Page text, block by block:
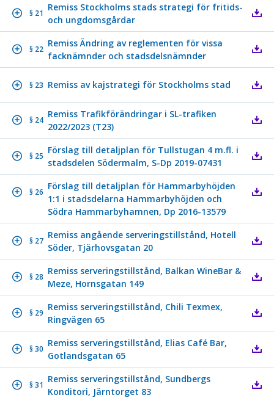
§ 21
Remiss Stockholms stads strategi för fritids-
och ungdomsgårdar
§ 22
Remiss Ändring av reglementen för vissa
facknämnder och stadsdelsnämnder
§ 23 Remiss av kajstrategi för Stockholms stad
§ 24
Remiss Trafikförändringar i SL-trafiken
2022/2023 (T23)
§ 25
Förslag till detaljplan för Tullstugan 4 m.fl. i
stadsdelen Södermalm, S-Dp 2019-07431
§ 26
Förslag till detaljplan för Hammarbyhöjden
1:1 i stadsdelarna Hammarbyhöjden och
Södra Hammarbyhamnen, Dp 2016-13579
§ 27
Remiss angående serveringstillstånd, Hotell
Söder, Tjärhovsgatan 20
§ 28
Remiss serveringstillstånd, Balkan WineBar &
Meze, Hornsgatan 149
§ 29
Remiss serveringstillstånd, Chili Texmex,
Ringvägen 65
§ 30
Remiss serveringstillstånd, Elias Café Bar,
Gotlandsgatan 65
§ 31
Remiss serveringstillstånd, Sundbergs
Konditori, Järntorget 83